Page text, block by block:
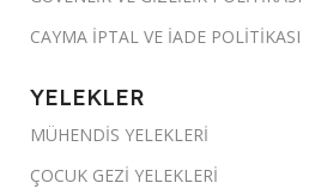
CAYMA İPTAL VE İADE POLİTİKASI
YELEKLER
MÜHENDİS YELEKLERİ
ÇOCUK GEZİ YELEKLERİ